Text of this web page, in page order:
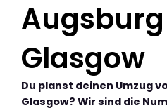
Glasgow
Du planst deinen Umzug
Glasgow? Wir sind die